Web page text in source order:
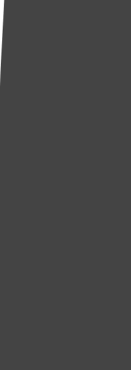
но я отказывалась.
По справкам я годна,
в общежитии, на
ситуаций всё больше —
Алеся держится за работу в
специалисты в стране.
Фото: Виктория Герасимова,
Алеся признает, что в ее